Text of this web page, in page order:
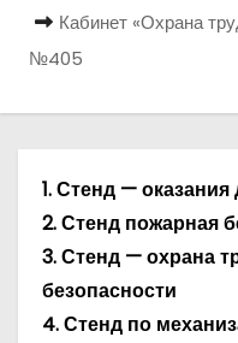
Кабинет «Охрана
№405
1. Стенд —
2. Стенд пожарная
3. Стенд — охрана
безопасности
4. Стенд по